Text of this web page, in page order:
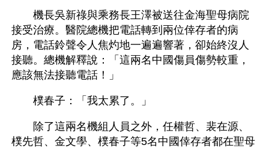
機長吳新祿與乘務長王澤被送往金海聖母病院
接受治療。醫院總機把電話轉到兩位倖存者的病
房，電話鈴聲令人焦灼地一遍遍響著，卻始終沒人
接聽。總機解釋說：「這兩名中國傷員傷勢較重，
應該無法接聽電話！」
樸春子：「我太累了。」
除了這兩名機組人員之外，任權哲、裴在源、
樸先哲、金文學、樸春子等5名中國倖存者都在聖母